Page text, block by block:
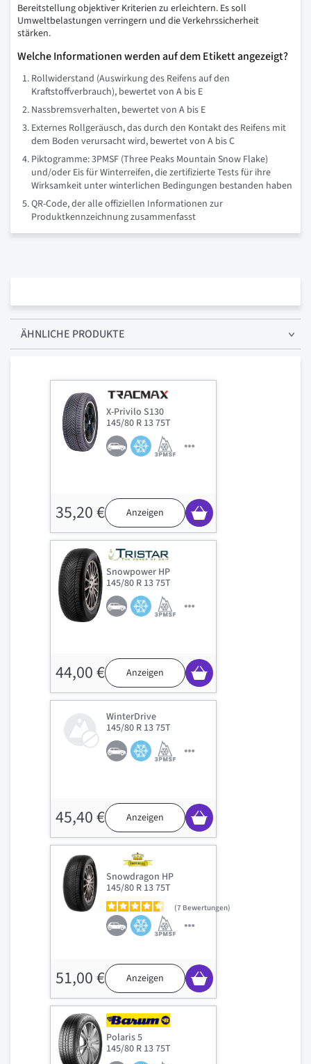
Bereitstellung objektiver Kriterien zu erleichtern. Es soll
Umweltbelastungen verringern und die Verkehrssicherheit
stärken.
Welche Informationen werden auf dem Etikett angezeigt?
Rollwiderstand (Auswirkung des Reifens auf den
Kraftstoffverbrauch), bewertet von A bis E
Nassbremsverhalten, bewertet von A bis E
Externes Rollgeräusch, das durch den Kontakt des Reifens mit
dem Boden verursacht wird, bewertet von A bis C
Piktogramme: 3PMSF (Three Peaks Mountain Snow Flake)
und/oder Eis für Winterreifen, die zertifizierte Tests für ihre
Wirksamkeit unter winterlichen Bedingungen bestanden haben
QR-Code, der alle offiziellen Informationen zur
Produktkennzeichnung zusammenfasst
ÄHNLICHE PRODUKTE
X-Privilo S130
145/80 R 13 75T
35,20 € Anzeigen
Snowpower HP
145/80 R 13 75T
44,00 € Anzeigen
WinterDrive
145/80 R 13 75T
45,40 € Anzeigen
Snowdragon HP
145/80 R 13 75T
7 Bewertungen
51,00 € Anzeigen
Polaris 5
145/80 R 13 75T